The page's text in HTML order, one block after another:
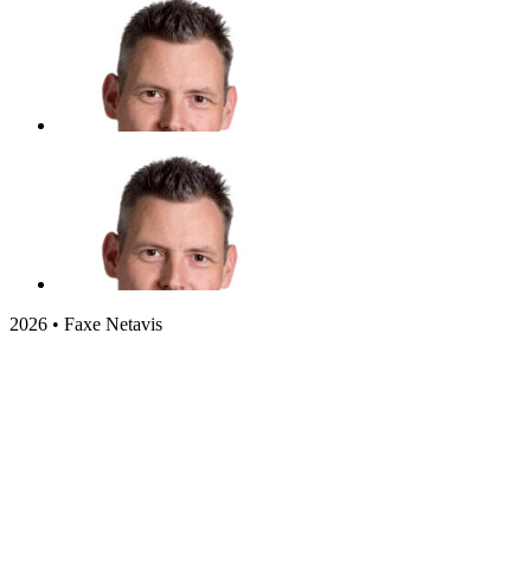
2026 • Faxe Netavis